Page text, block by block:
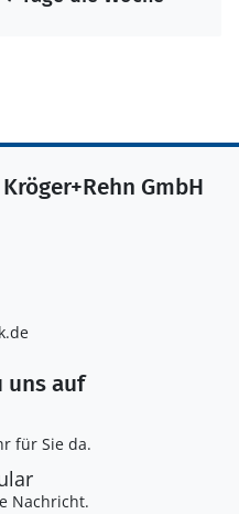
GmbH
uns auf
für Sie da.
Nachricht.